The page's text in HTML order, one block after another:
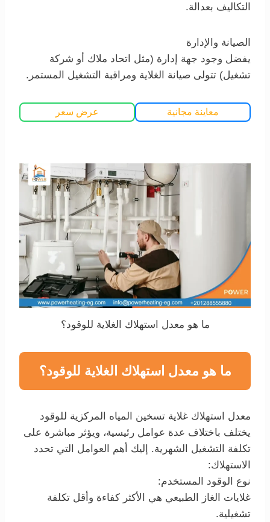
التكاليف بعدالة.
الصيانة والإدارة
يفضل وجود جهة إدارة (مثل اتحاد ملاك أو شركة
تشغيل) تتولى صيانة الغلاية ومراقبة التشغيل المستمر.
معاينة مجانية عرض سعر
ما هو معدل استهلاك الغلاية للوقود؟
ما هو معدل استهلاك الغلاية للوقود؟
معدل استهلاك غلاية تسخين المياه المركزية للوقود
يختلف باختلاف عدة عوامل رئيسية، ويؤثر مباشرة على
تكلفة التشغيل الشهرية. إليك أهم العوامل التي تحدد
الاستهلاك:
نوع الوقود المستخدم:
غلايات الغاز الطبيعي هي الأكثر كفاءة وأقل تكلفة
تشغيلية.